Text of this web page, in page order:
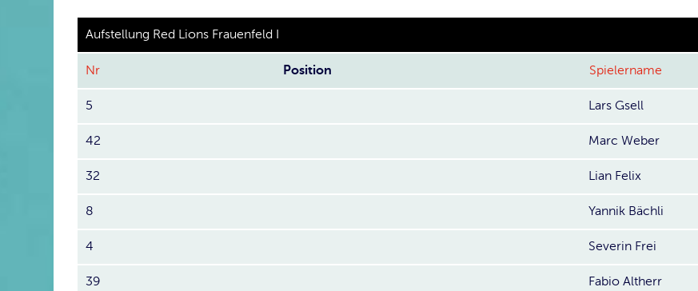
Aufstellung Red Lions Frauenfeld I
Nr Position Spielername
5 Lars Gsell
42 Marc Weber
32 Lian Felix
8 Yannik Bächli
4 Severin Frei
39 Fabio Altherr